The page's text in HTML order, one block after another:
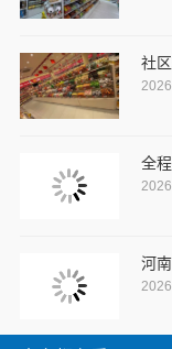
社
全
河